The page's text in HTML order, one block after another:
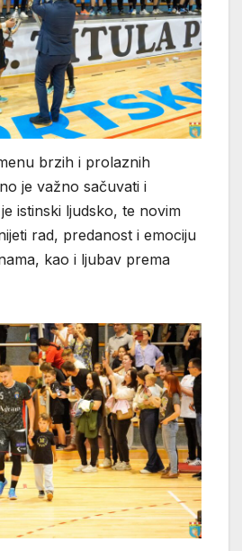
brzih i prolaznih
je važno sačuvati i
istinski ljudsko, te novim
rad, predanost i emociju
kao i ljubav prema